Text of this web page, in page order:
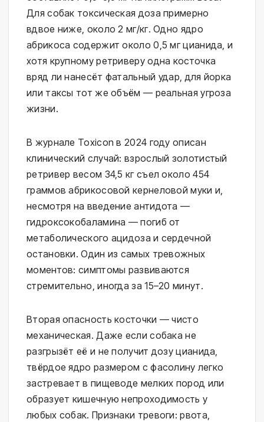
Для собак токсическая доза примерно
вдвое ниже, около 2 мг/кг. Одно ядро
абрикоса содержит около 0,5 мг цианида, и
хотя крупному ретриверу одна косточка
вряд ли нанесёт фатальный удар, для йорка
или таксы тот же объём — реальная угроза
жизни.
В журнале Toxicon в 2024 году описан
клинический случай: взрослый золотистый
ретривер весом 34,5 кг съел около 454
граммов абрикосовой кернеловой муки и,
несмотря на введение антидота —
гидроксокобаламина — погиб от
метаболического ацидоза и сердечной
остановки. Один из самых тревожных
моментов: симптомы развиваются
стремительно, иногда за 15–20 минут.
Вторая опасность косточки — чисто
механическая. Даже если собака не
разгрызёт её и не получит дозу цианида,
твёрдое ядро размером с фасолину легко
застревает в пищеводе мелких пород или
образует кишечную непроходимость у
любых собак. Признаки тревоги: рвота,